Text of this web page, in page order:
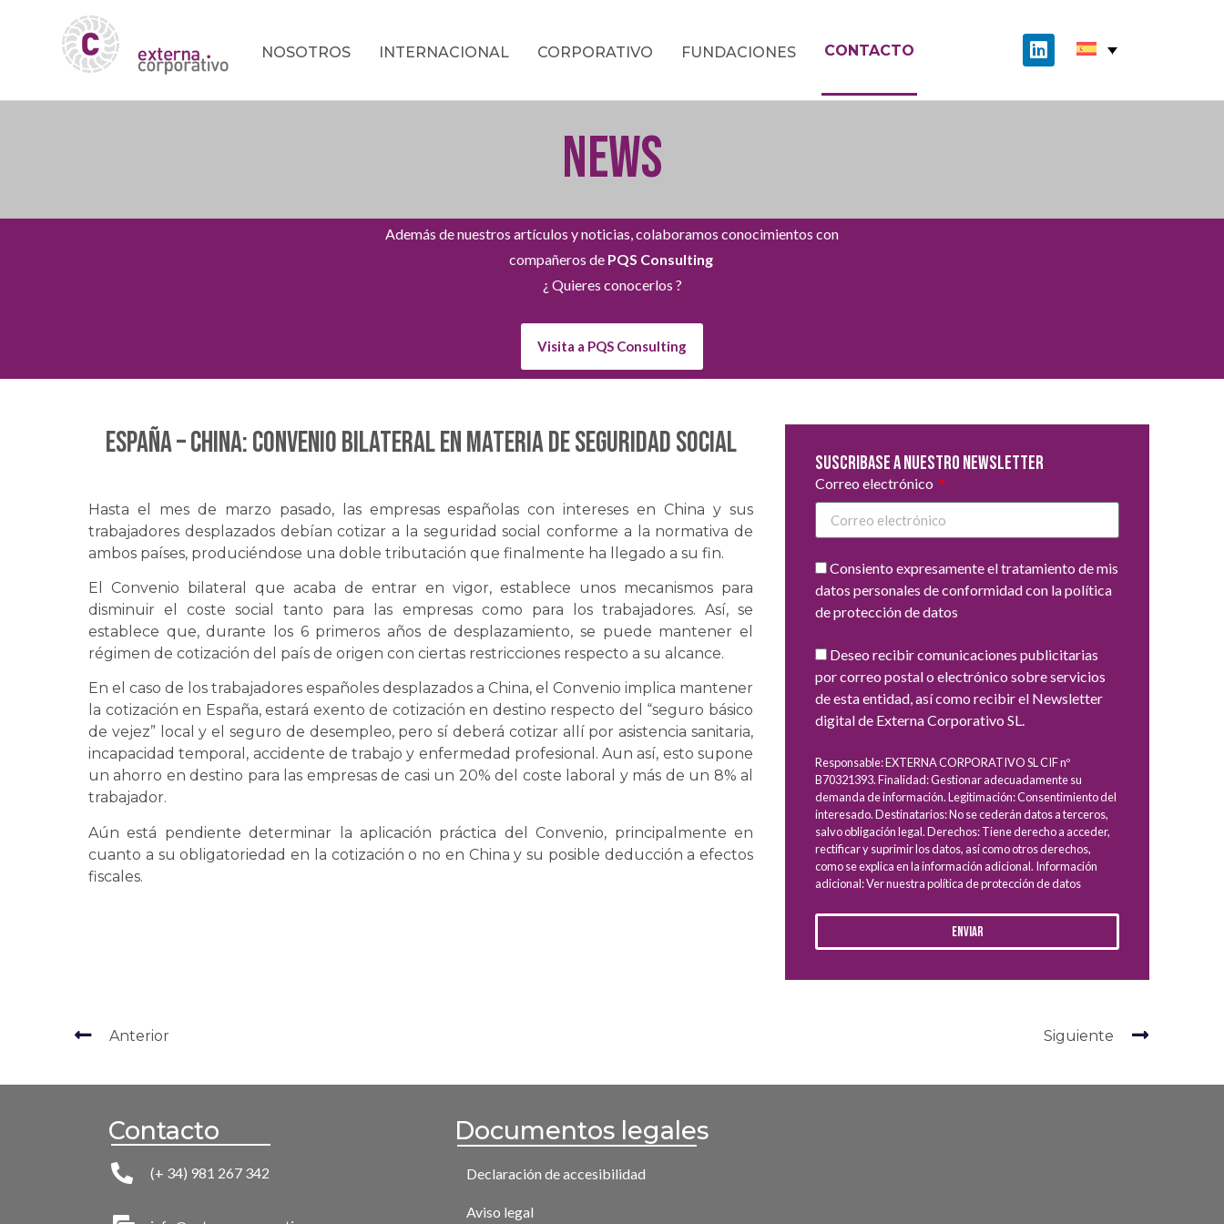
NOSOTROS INTERNACIONAL CORPORATIVO FUNDACIONES CONTACTO
NEWS
Además de nuestros artículos y noticias, colaboramos conocimientos con
compañeros de PQS Consulting
¿ Quieres conocerlos ?
Visita a PQS Consulting
ESPAÑA – CHINA: Convenio bilateral en materia de seguridad social
Hasta el mes de marzo pasado, las empresas españolas con intereses en China y sus
trabajadores desplazados debían cotizar a la seguridad social conforme a la normativa de
ambos países, produciéndose una doble tributación que finalmente ha llegado a su fin.
El Convenio bilateral que acaba de entrar en vigor, establece unos mecanismos para
disminuir el coste social tanto para las empresas como para los trabajadores. Así, se
establece que, durante los 6 primeros años de desplazamiento, se puede mantener el
régimen de cotización del país de origen con ciertas restricciones respecto a su alcance.
En el caso de los trabajadores españoles desplazados a China, el Convenio implica mantener
la cotización en España, estará exento de cotización en destino respecto del “seguro básico
de vejez” local y el seguro de desempleo, pero sí deberá cotizar allí por asistencia sanitaria,
incapacidad temporal, accidente de trabajo y enfermedad profesional. Aun así, esto supone
un ahorro en destino para las empresas de casi un 20% del coste laboral y más de un 8% al
trabajador.
Aún está pendiente determinar la aplicación práctica del Convenio, principalmente en
cuanto a su obligatoriedad en la cotización o no en China y su posible deducción a efectos
fiscales.
Suscribase a nuestro newsletter
Correo electrónico
Consiento expresamente el tratamiento de mis
datos personales de conformidad con la política
de protección de datos
Deseo recibir comunicaciones publicitarias
por correo postal o electrónico sobre servicios
de esta entidad, así como recibir el Newsletter
digital de Externa Corporativo SL.
Responsable: EXTERNA CORPORATIVO SL CIF nº
B70321393. Finalidad: Gestionar adecuadamente su
demanda de información. Legitimación: Consentimiento del
interesado. Destinatarios: No se cederán datos a terceros,
salvo obligación legal. Derechos: Tiene derecho a acceder,
rectificar y suprimir los datos, así como otros derechos,
como se explica en la información adicional. Información
adicional: Ver nuestra política de protección de datos
Enviar
Anterior Siguiente
Contacto
(+ 34) 981 267 342
Documentos legales
Declaración de accesibilidad
Aviso legal